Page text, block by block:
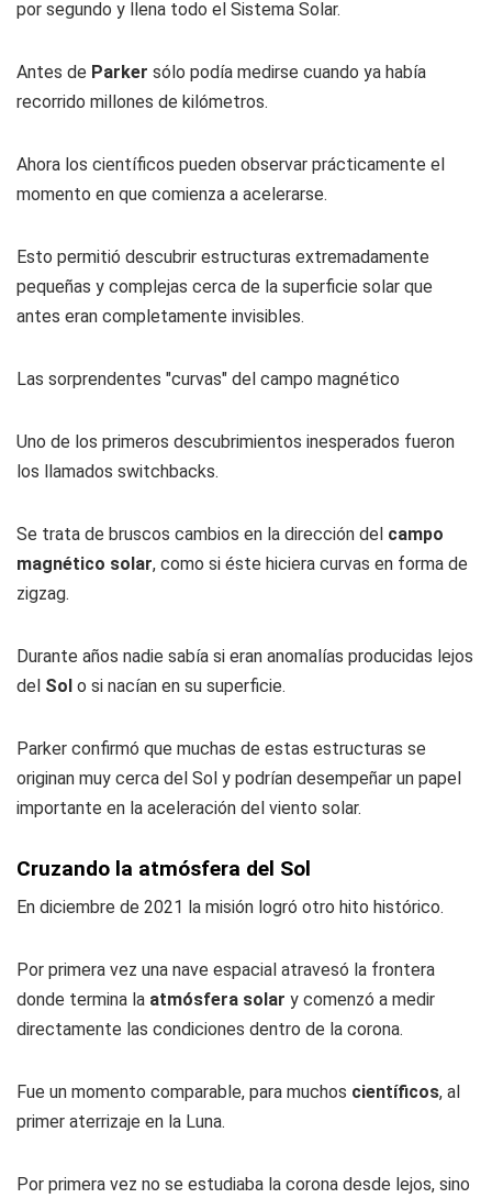
por segundo y llena todo el Sistema Solar.
Antes de Parker sólo podía medirse cuando ya había
recorrido millones de kilómetros.
Ahora los científicos pueden observar prácticamente el
momento en que comienza a acelerarse.
Esto permitió descubrir estructuras extremadamente
pequeñas y complejas cerca de la superficie solar que
antes eran completamente invisibles.
Las sorprendentes "curvas" del campo magnético
Uno de los primeros descubrimientos inesperados fueron
los llamados switchbacks.
Se trata de bruscos cambios en la dirección del campo
magnético solar, como si éste hiciera curvas en forma de
zigzag.
Durante años nadie sabía si eran anomalías producidas lejos
del Sol o si nacían en su superficie.
Parker confirmó que muchas de estas estructuras se
originan muy cerca del Sol y podrían desempeñar un papel
importante en la aceleración del viento solar.
Cruzando la atmósfera del Sol
En diciembre de 2021 la misión logró otro hito histórico.
Por primera vez una nave espacial atravesó la frontera
donde termina la atmósfera solar y comenzó a medir
directamente las condiciones dentro de la corona.
Fue un momento comparable, para muchos científicos, al
primer aterrizaje en la Luna.
Por primera vez no se estudiaba la corona desde lejos, sino